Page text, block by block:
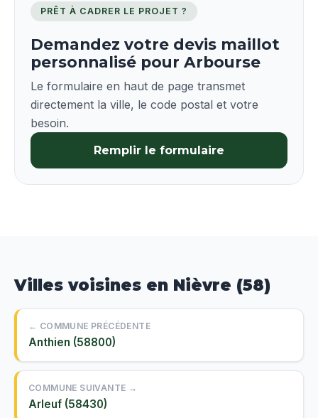
PRÊT À CADRER LE PROJET ?
Demandez votre devis maillot
personnalisé pour Arbourse
Le formulaire en haut de page transmet
directement la ville, le code postal et votre
besoin.
Remplir le formulaire
Villes voisines en Nièvre (58)
← COMMUNE PRÉCÉDENTE
Anthien (58800)
COMMUNE SUIVANTE →
Arleuf (58430)